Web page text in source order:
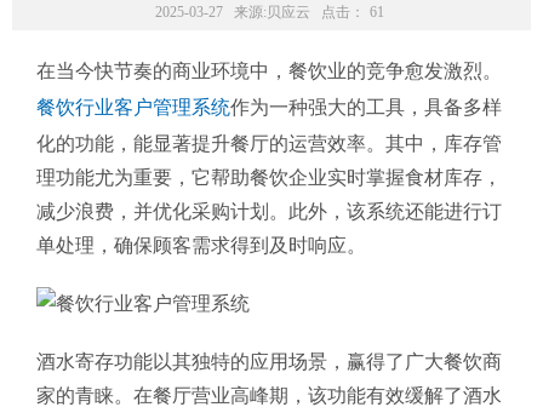
2025-03-27 来源: 贝应云 点击： 61
在当今快节奏的商业环境中，餐饮业的竞争愈发激烈。
餐饮行业客户管理系统作为一种强大的工具，具备多样
化的功能，能显著提升餐厅的运营效率。其中，库存管
理功能尤为重要，它帮助餐饮企业实时掌握食材库存，
减少浪费，并优化采购计划。此外，该系统还能进行订
单处理，确保顾客需求得到及时响应。
酒水寄存功能以其独特的应用场景，赢得了广大餐饮商
家的青睐。在餐厅营业高峰期，该功能有效缓解了酒水